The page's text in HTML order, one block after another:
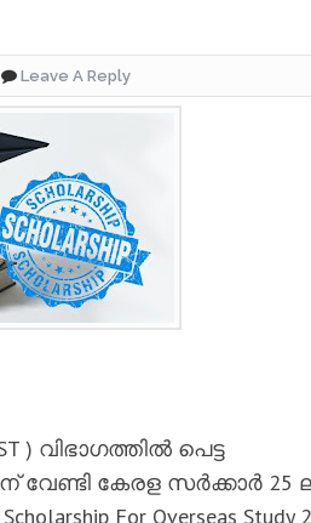
Leave A Reply
) വിഭാഗത്തിൽ പെട്ട
വേണ്ടി കേരള സർക്കാർ 25
For Overseas Study